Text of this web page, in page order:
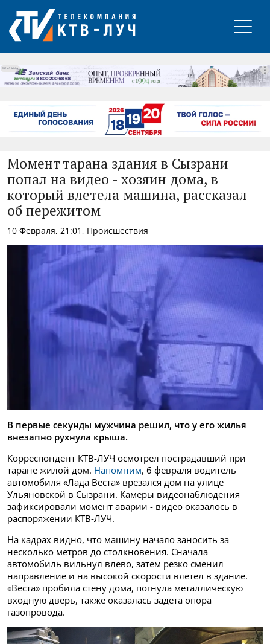
РЕКЛАМА
Момент тарана здания в Сызрани
попал на видео - хозяин дома, в
который влетела машина, рассказал
об пережитом
10 Февраля, 21:01, Происшествия
В первые секунды мужчина решил, что у его жилья
внезапно рухнула крыша.
Корреспондент КТВ-ЛУЧ осмотрел пострадавший при
таране жилой дом. Напомним, 6 февраля водитель
автомобиля «Лада Веста» врезался дом на улице
Ульяновской в Сызрани. Камеры видеонаблюдения
зафиксировали момент аварии - видео оказалось в
распоряжении КТВ‑ЛУЧ.
На кадрах видно, что машину начало заносить за
несколько метров до столкновения. Сначала
автомобиль вильнул влево, затем резко сменил
направление и на высокой скорости влетел в здание.
«Веста» пробила стену дома, погнула металлическую
входную дверь, также оказалась задета опора
газопровода.